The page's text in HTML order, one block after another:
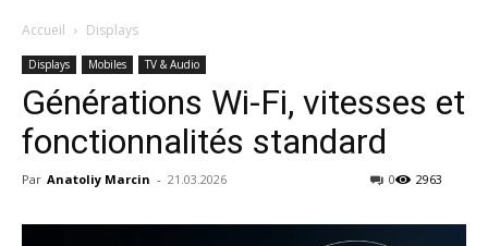
Accueil Displays
Displays Mobiles TV & Audio
Générations Wi-Fi, vitesses et
fonctionnalités standard
Par Anatoliy Marcin - 21.03.2026 2963
0